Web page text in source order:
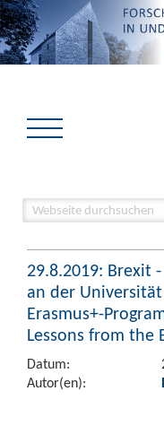
29.8.2019: Brexit
an der
Erasmus+-
Lessons from the
Datum:
Autor(en):